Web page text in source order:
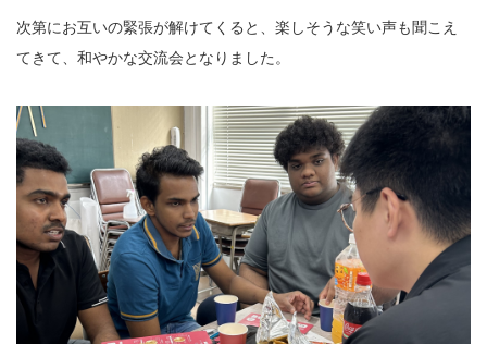
次第にお互いの緊張が解けてくると、楽しそうな笑い声も聞こえ
てきて、和やかな交流会となりました。